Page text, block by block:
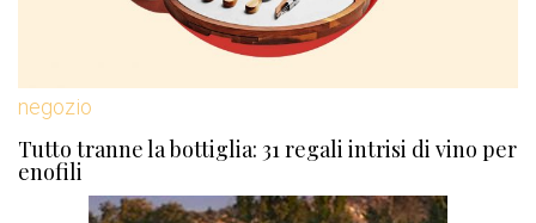
negozio
Tutto tranne la bottiglia: 31 regali intrisi di vino per
enofili